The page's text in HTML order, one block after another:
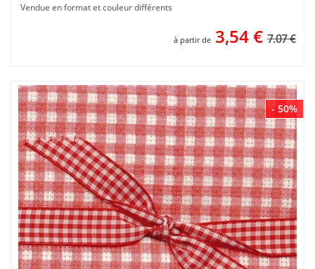
Vendue en format et couleur différents
à partir de 3,54€ 7.07 €
- 50%